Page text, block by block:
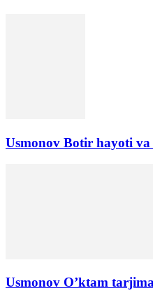
Usmonov Botir hayoti
Usmonov O’ktam